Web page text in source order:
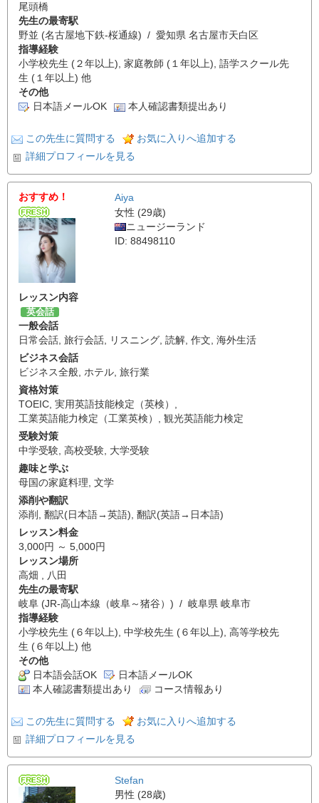
尾頭橋
先生の最寄駅
野並 (名古屋地下鉄-桜通線) / 愛知県 名古屋市天白区
指導経験
小学校先生 (２年以上), 家庭教師 (１年以上), 語学スクール先
生 (１年以上) 他
その他
日本語メールOK
本人確認書類提出あり
この先生に質問する
お気に入りへ追加する
詳細プロフィールを見る
おすすめ！
Aiya
女性 (29歳)
ニュージーランド
ID: 88498110
レッスン内容
英会話
一般会話
日常会話 旅行会話 リスニング 読解 作文 海外生活
ビジネス会話
ビジネス全般 ホテル 旅行業
資格対策
TOEIC 実用英語技能検定（英検）
工業英語能力検定（工業英検）
観光英語能力検定
受験対策
中学受験 高校受験 大学受験
趣味と学ぶ
母国の家庭料理 文学
添削や翻訳
添削
翻訳(日本語→英語) 翻訳(英語→日本語)
レッスン料金
3,000円 ～ 5,000円
レッスン場所
高畑 , 八田
先生の最寄駅
岐阜 (JR-高山本線（岐阜～猪谷）) / 岐阜県 岐阜市
指導経験
小学校先生 (６年以上), 中学校先生 (６年以上), 高等学校先
生 (６年以上) 他
その他
日本語会話OK
日本語メールOK
本人確認書類提出あり
コース情報あり
この先生に質問する
お気に入りへ追加する
詳細プロフィールを見る
Stefan
男性 (28歳)